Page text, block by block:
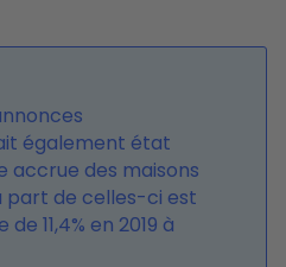
également état
accrue des maisons
part de celles-ci est
11,4% en 2019 à